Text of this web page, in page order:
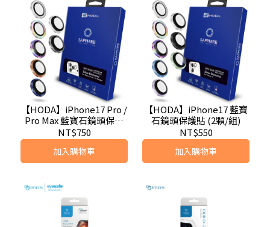
【HODA】iPhone17 Pro /
Pro Max 藍寶石鏡頭保護
貼 (3顆/組)
NT$750
加入購物車
【HODA】iPhone17 藍寶
石鏡頭保護貼 (2顆/組)
NT$550
加入購物車